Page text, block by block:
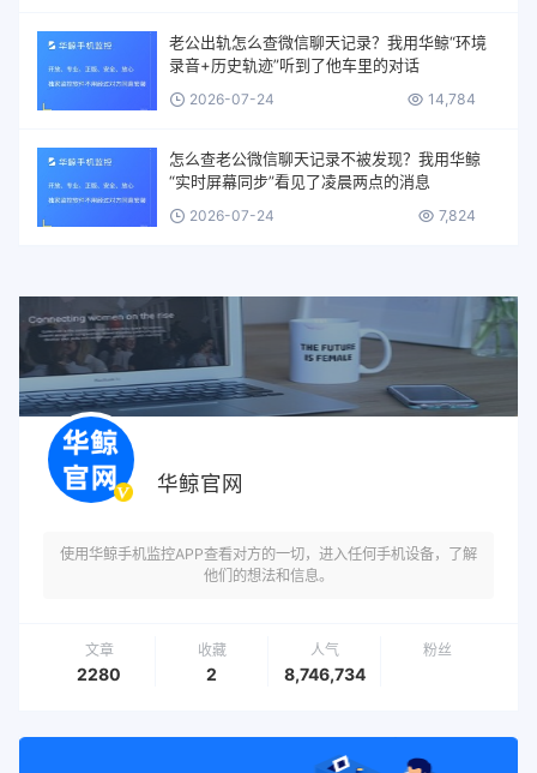
老公出轨怎么查微信聊天记录？我用华鲸“环境
录音+历史轨迹”听到了他车里的对话
2026-07-24 14,784
怎么查老公微信聊天记录不被发现？我用华鲸
“实时屏幕同步”看见了凌晨两点的消息
2026-07-24 7,824
华鲸官网
使用华鲸手机监控APP查看对方的一切，进入任何手机设备，了解
他们的想法和信息。
文章
2280
收藏
2
人气
8,746,734
粉丝